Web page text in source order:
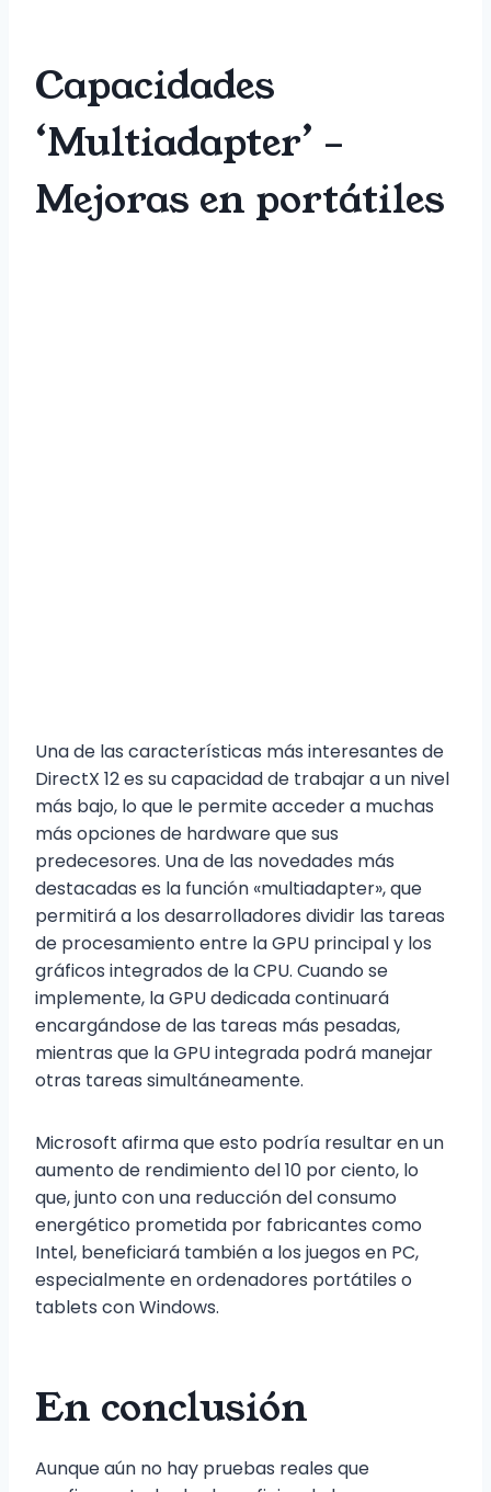
Capacidades
‘Multiadapter’ –
Mejoras en portátiles
Una de las características más interesantes de
DirectX 12 es su capacidad de trabajar a un nivel
más bajo, lo que le permite acceder a muchas
más opciones de hardware que sus
predecesores. Una de las novedades más
destacadas es la función «multiadapter», que
permitirá a los desarrolladores dividir las tareas
de procesamiento entre la GPU principal y los
gráficos integrados de la CPU. Cuando se
implemente, la GPU dedicada continuará
encargándose de las tareas más pesadas,
mientras que la GPU integrada podrá manejar
otras tareas simultáneamente.
Microsoft afirma que esto podría resultar en un
aumento de rendimiento del 10 por ciento, lo
que, junto con una reducción del consumo
energético prometida por fabricantes como
Intel, beneficiará también a los juegos en PC,
especialmente en ordenadores portátiles o
tablets con Windows.
En conclusión
Aunque aún no hay pruebas reales que